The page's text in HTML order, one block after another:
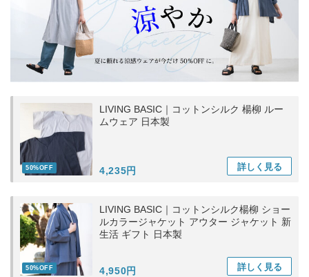
50%OFF
LIVING BASIC｜コットンシルク 楊柳 ルー
ムウェア 日本製
4,235円 詳しく 見る
50%OFF
LIVING BASIC｜コットンシルク楊柳 ショー
ルカラージャケット アウター ジャケット 新
生活 ギフト 日本製
4,950円 詳しく 見る